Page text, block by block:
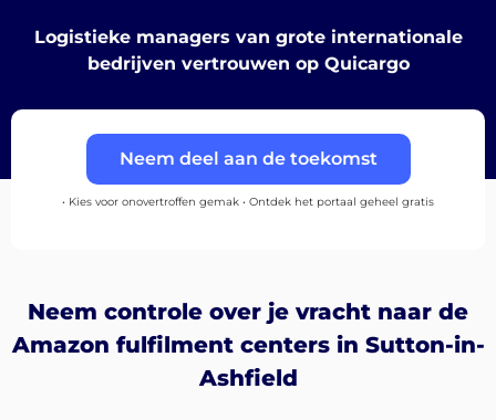
Nederlands
Inloggen
Logistieke managers van grote internationale
bedrijven vertrouwen op Quicargo
Neem deel aan de toekomst
• Kies voor onovertroffen gemak • Ontdek het portaal geheel gratis
Neem controle over je vracht naar de
Amazon fulfilment centers in Sutton-in-
Ashfield